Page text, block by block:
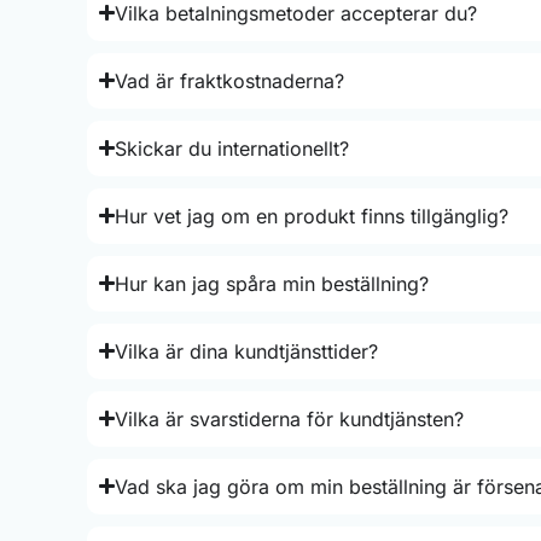
Vilka betalningsmetoder accepterar du?
Vad är fraktkostnaderna?
Skickar du internationellt?
Hur vet jag om en produkt finns tillgänglig?
Hur kan jag spåra min beställning?
Vilka är dina kundtjänsttider?
Vilka är svarstiderna för kundtjänsten?
Vad ska jag göra om min beställning är